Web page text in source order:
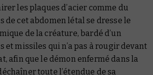
les plaques d’acier comme du
de cet abdomen létal se dresse le
de la créature, bardé d’un
et missiles qui n’a pas à rougir devant
afin que le démon enfermé dans la
toute l’étendue de sa